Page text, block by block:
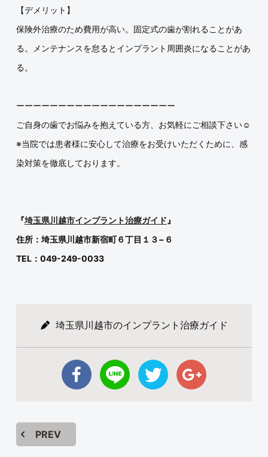
【デメリット】
保険外治療のため費用が高い。固定式の歯が割れることがあ
る。メンテナンスを怠るとインプラント周囲炎になることがあ
る。
ーーーーーーーーーーーーーーーーーーー
ご自身の歯でお悩みを抱えている方、お気軽にご相談下さい☺
※当院では患者様に安心して治療をお受けいただくために、感
染対策を徹底しております。
『埼玉県川越市インプラント治療ガイド』
住所：埼玉県川越市新宿町６丁目１３−６
TEL：049-249-0033
埼玉県川越市のインプラント治療ガイド
PREV